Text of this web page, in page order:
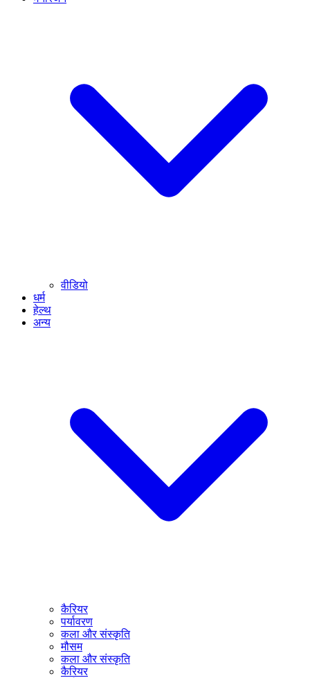
वीडियो
धर्म
हेल्थ
अन्य
कैरियर
पर्यावरण
कला और संस्कृति
मौसम
कला और संस्कृति
कैरियर